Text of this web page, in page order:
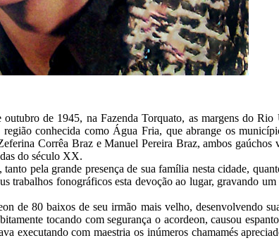
de 1945, na Fazenda Torquato, as margens do Rio
conhecida como Água Fria, que abrange os
Corrêa Braz e Manuel Pereira Braz, ambos gaúchos
do século XX.
pela grande presença de sua família nesta cidade,
trabalhos fonográficos esta devoção ao lugar, gravando um
de 80 baixos de seu irmão mais velho, desenvolvendo
tocando com segurança o acordeon, causou
executando com maestria os inúmeros chamamés